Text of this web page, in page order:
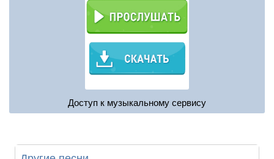
Доступ к музыкальному сервису